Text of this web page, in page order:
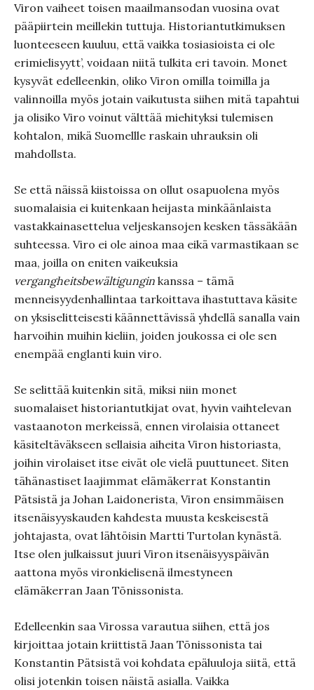
Viron vaiheet toisen maailmansodan vuosina ovat
pääpiirtein meillekin tuttuja. Historiantutkimuksen
luonteeseen kuuluu, että vaikka tosiasioista ei ole
erimielisyytt’, voidaan niitä tulkita eri tavoin. Monet
kysyvät edelleenkin, oliko Viron omilla toimilla ja
valinnoilla myös jotain vaikutusta siihen mitä tapahtui
ja olisiko Viro voinut välttää miehityksi tulemisen
kohtalon, mikä Suomellle raskain uhrauksin oli
mahdollsta.
Se että näissä kiistoissa on ollut osapuolena myös
suomalaisia ei kuitenkaan heijasta minkäänlaista
vastakkainasettelua veljeskansojen kesken tässäkään
suhteessa. Viro ei ole ainoa maa eikä varmastikaan se
maa, joilla on eniten vaikeuksia
vergangheitsbewältigungin kanssa – tämä
menneisyydenhallintaa tarkoittava ihastuttava käsite
on yksiselitteisesti käännettävissä yhdellä sanalla vain
harvoihin muihin kieliin, joiden joukossa ei ole sen
enempää englanti kuin viro.
Se selittää kuitenkin sitä, miksi niin monet
suomalaiset historiantutkijat ovat, hyvin vaihtelevan
vastaanoton merkeissä, ennen virolaisia ottaneet
käsiteltäväkseen sellaisia aiheita Viron historiasta,
joihin virolaiset itse eivät ole vielä puuttuneet. Siten
tähänastiset laajimmat elämäkerrat Konstantin
Pätsistä ja Johan Laidonerista, Viron ensimmäisen
itsenäisyyskauden kahdesta muusta keskeisestä
johtajasta, ovat lähtöisin Martti Turtolan kynästä.
Itse olen julkaissut juuri Viron itsenäisyyspäivän
aattona myös vironkielisenä ilmestyneen
elämäkerran Jaan Tõnissonista.
Edelleenkin saa Virossa varautua siihen, että jos
kirjoittaa jotain kriittistä Jaan Tõnissonista tai
Konstantin Pätsistä voi kohdata epäluuloja siitä, että
olisi jotenkin toisen näistä asialla. Vaikka